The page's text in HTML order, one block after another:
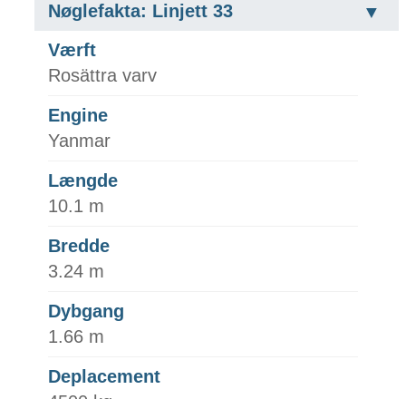
Nøglefakta: Linjett 33
Værft
Rosättra varv
Engine
Yanmar
Længde
10.1 m
Bredde
3.24 m
Dybgang
1.66 m
Deplacement